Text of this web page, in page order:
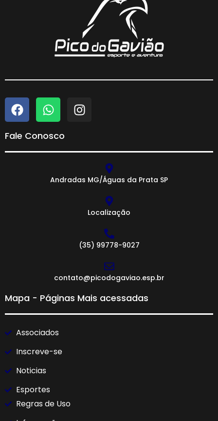
Fale Conosco
Andradas MG/Águas da Prata SP
Localização
(35) 99778-9027
contato@picodogaviao.esp.br
Mapa - Páginas Mais acessadas
Associados
Inscreve-se
Noticias
Esportes
Regras de Uso